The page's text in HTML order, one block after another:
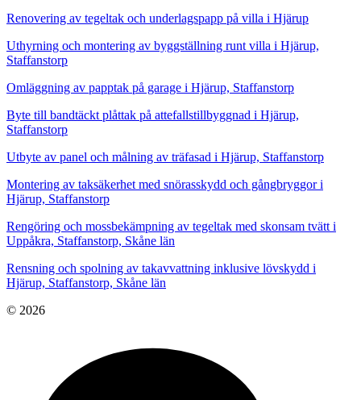
Renovering av tegeltak och underlagspapp på villa i Hjärup
Uthyrning och montering av byggställning runt villa i Hjärup,
Staffanstorp
Omläggning av papptak på garage i Hjärup, Staffanstorp
Byte till bandtäckt plåttak på attefallstillbyggnad i Hjärup,
Staffanstorp
Utbyte av panel och målning av träfasad i Hjärup, Staffanstorp
Montering av taksäkerhet med snörasskydd och gångbryggor i
Hjärup, Staffanstorp
Rengöring och mossbekämpning av tegeltak med skonsam tvätt i
Uppåkra, Staffanstorp, Skåne län
Rensning och spolning av takavvattning inklusive lövskydd i
Hjärup, Staffanstorp, Skåne län
© 2026